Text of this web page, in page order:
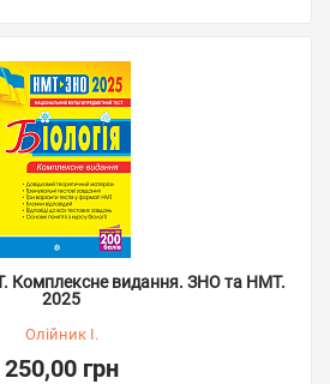
Комплексне видання. ЗНО та НМТ.
2025
Олійник І.
250,00 грн